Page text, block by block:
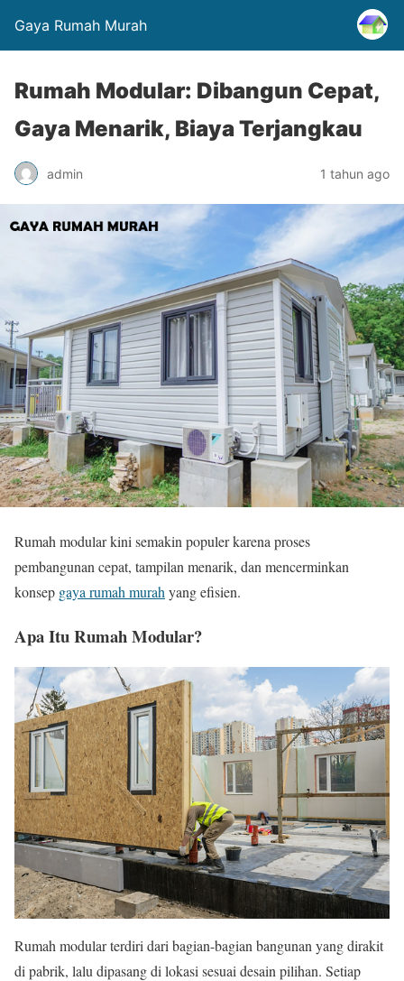
Gaya Rumah Murah
Rumah Modular: Dibangun Cepat,
Gaya Menarik, Biaya Terjangkau
admin 1 tahun ago
Rumah modular kini semakin populer karena proses
pembangunan cepat, tampilan menarik, dan mencerminkan
konsep gaya rumah murah yang efisien.
Apa Itu Rumah Modular?
Rumah modular terdiri dari bagian-bagian bangunan yang dirakit
di pabrik, lalu dipasang di lokasi sesuai desain pilihan. Setiap